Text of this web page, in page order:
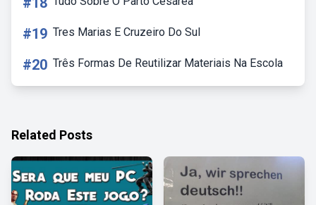
#19 Tres Marias E Cruzeiro Do Sul
#20 Três Formas De Reutilizar Materiais Na Escola
Related Posts